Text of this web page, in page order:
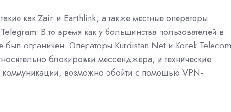
как Zain и Earthlink, а также местные операторы
В то время как у большинства пользователей в
был ограничен. Операторы Kurdistan Net и Korek Telecom
блокировки мессенджера, и технические
коммуникации, возможно обойти с помощью VPN-